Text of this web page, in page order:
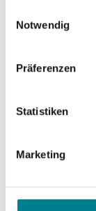
Cookies, wenn
Notwendig
Präferenzen
Statistiken
Marketing
Pforzheim
Philipp Häfeli
hinausgezögert